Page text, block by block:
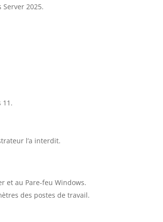
2025.
11.
l’a interdit.
et au Pare-feu Windows.
des postes de travail.